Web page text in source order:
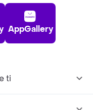
AppGallery
ti